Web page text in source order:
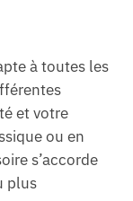
à toutes les
et votre
ou en
s’accorde
plus